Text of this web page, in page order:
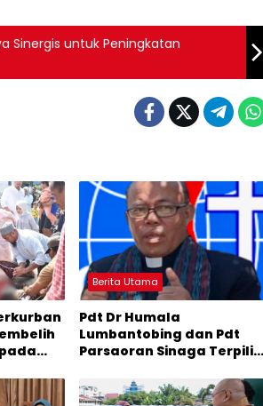
Sinergis untuk Peningkatan
Berita Utama
Pdt Dr Humala
Lumbantobing dan Pdt
Parsaoran Sinaga Terpilih
GKPI